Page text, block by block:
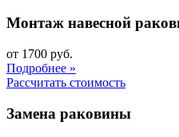
Монтаж навесной
от 1700 руб.
Подробнее »
Рассчитать стоимость
Замена раковины